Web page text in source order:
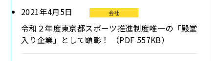
2021年4月5日 会社
令和２年度東京都スポーツ推進制度唯一の「殿堂
入り企業」として顕彰！ （PDF 557KB）